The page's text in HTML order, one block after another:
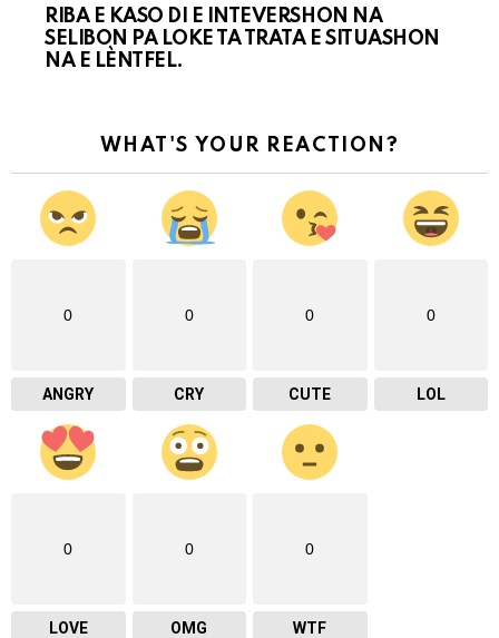
RIBA E KASO DI E INTEVERSHON NA
SELIBON PA LOKE TA TRATA E SITUASHON
NA E LÈNTFEL.
WHAT'S YOUR REACTION?
0
ANGRY
0
CRY
0
CUTE
0
LOL
0
LOVE
0
OMG
0
WTF